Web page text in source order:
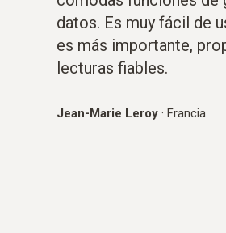
datos. Es muy fácil de
es más importante,
lecturas fiables.
Jean-Marie Leroy · Francia